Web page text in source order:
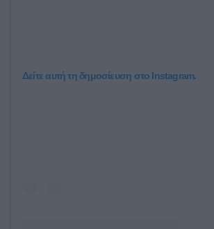
Δείτε αυτή τη δημοσίευση στο Instagram.